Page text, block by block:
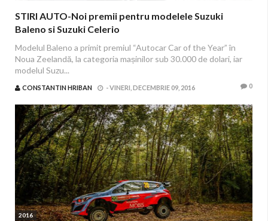
STIRI AUTO-Noi premii pentru modelele Suzuki
Baleno si Suzuki Celerio
Modelul Baleno a primit premiul “Autocar Car of the Year” în
Noua Zeelandă, la categoria mașinilor sub 30.000 de dolari, iar
modelul Suzu...
CONSTANTIN HRIBAN -VINERI, DECEMBRIE 09, 2016 0
2016